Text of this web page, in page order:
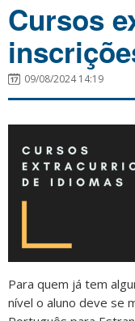
Cursos
09/08/2024 14:19
Para quem já tem
nível o aluno deve se